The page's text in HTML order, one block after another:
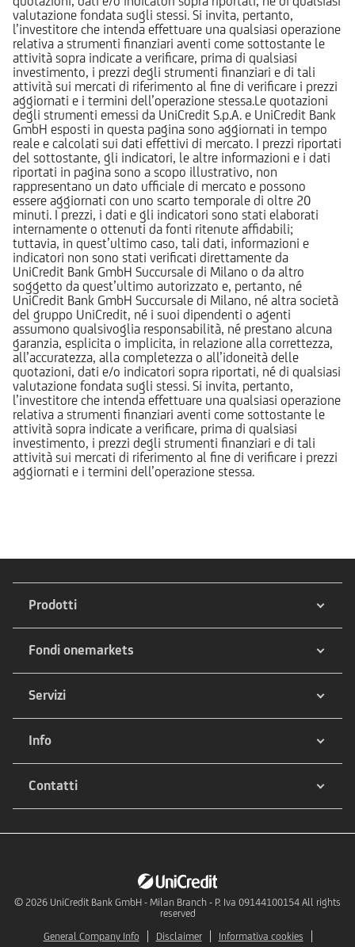
valutazione fondata sugli stessi. Si invita, pertanto,
l’investitore che intenda effettuare una qualsiasi operazione
relativa a strumenti finanziari aventi come sottostante le
attività sopra indicate a verificare, prima di qualsiasi
investimento, i prezzi degli strumenti finanziari e di tali
attività sui mercati di riferimento al fine di verificare i prezzi
aggiornati e i termini dell’operazione stessa.Le quotazioni
degli strumenti emessi da UniCredit S.p.A. e UniCredit Bank
GmbH esposti in questa pagina sono aggiornati in tempo
reale e calcolati sui dati effettivi di mercato. I prezzi riportati
del sottostante, gli indicatori, le altre informazioni e i dati
riportati in pagina sono a scopo illustrativo, non
rappresentano un dato ufficiale di mercato e possono
essere aggiornati con uno scarto temporale di oltre 20
minuti. I prezzi, i dati e gli indicatori sono stati elaborati
internamente o ottenuti da fonti ritenute affidabili;
tuttavia, in quest’ultimo caso, tali dati, informazioni e
indicatori non sono stati verificati direttamente da
UniCredit Bank GmbH Succursale di Milano o da altro
soggetto da quest’ultimo autorizzato e, pertanto, né
UniCredit Bank GmbH Succursale di Milano, né altra società
del gruppo UniCredit, né i suoi dipendenti o agenti
assumono qualsivoglia responsabilità, né prestano alcuna
garanzia, esplicita o implicita, in relazione alla correttezza,
all’accuratezza, alla completezza o all’idoneità delle
quotazioni, dati e/o indicatori sopra riportati, né di qualsiasi
valutazione fondata sugli stessi. Si invita, pertanto,
l’investitore che intenda effettuare una qualsiasi operazione
relativa a strumenti finanziari aventi come sottostante le
attività sopra indicate a verificare, prima di qualsiasi
investimento, i prezzi degli strumenti finanziari e di tali
attività sui mercati di riferimento al fine di verificare i prezzi
aggiornati e i termini dell’operazione stessa.
Prodotti
Fondi onemarkets
Servizi
Info
Contatti
© 2026 UniCredit Bank GmbH - Milan Branch - P. Iva 09144100154 All rights
reserved
General Company Info
Disclaimer Informativa cookies